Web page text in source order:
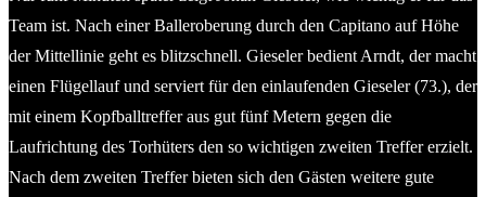
Team ist. Nach einer Balleroberung durch den Capitano auf Höhe
der Mittellinie geht es blitzschnell. Gieseler bedient Arndt, der macht
einen Flügellauf und serviert für den einlaufenden Gieseler (73.), der
mit einem Kopfballtreffer aus gut fünf Metern gegen die
Laufrichtung des Torhüters den so wichtigen zweiten Treffer erzielt.
Nach dem zweiten Treffer bieten sich den Gästen weitere gute